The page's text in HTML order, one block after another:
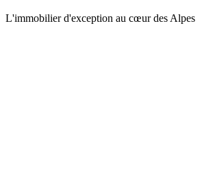
L'immobilier d'exception au cœur des Alpes